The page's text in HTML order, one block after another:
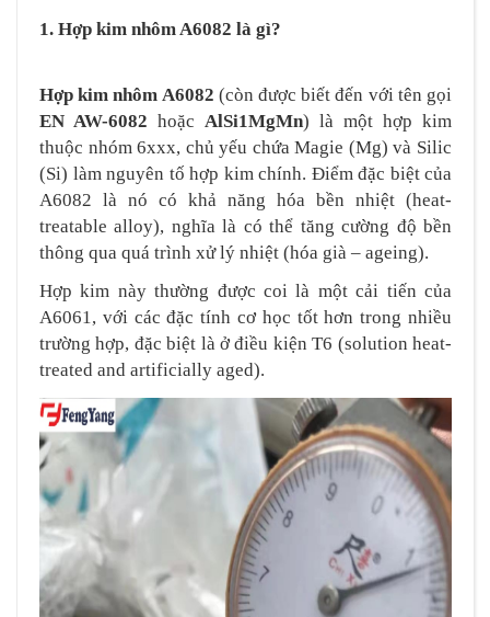
1. Hợp kim nhôm A6082 là gì?
Hợp kim nhôm A6082 (còn được biết đến với tên gọi
EN AW-6082 hoặc AlSi1MgMn) là một hợp kim
thuộc nhóm 6xxx, chủ yếu chứa Magie (Mg) và Silic
(Si) làm nguyên tố hợp kim chính. Điểm đặc biệt của
A6082 là nó có khả năng hóa bền nhiệt (heat-
treatable alloy), nghĩa là có thể tăng cường độ bền
thông qua quá trình xử lý nhiệt (hóa già – ageing).
Hợp kim này thường được coi là một cải tiến của
A6061, với các đặc tính cơ học tốt hơn trong nhiều
trường hợp, đặc biệt là ở điều kiện T6 (solution heat-
treated and artificially aged).